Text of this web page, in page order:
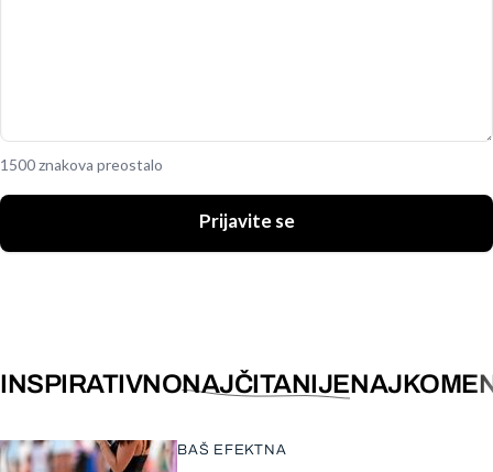
1500 znakova preostalo
Prijavite se
INSPIRATIVNONAJČITANIJE
BAŠ EFEKTNA